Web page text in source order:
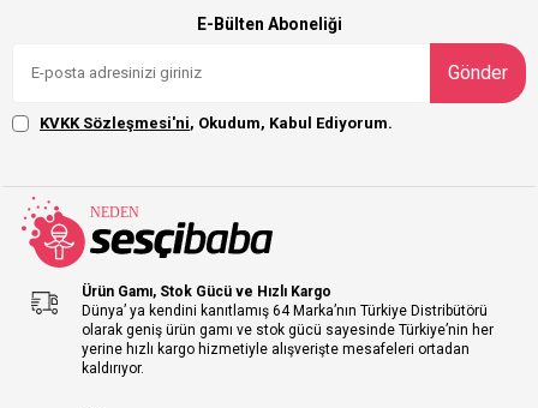
E-Bülten Aboneliği
Gönder
KVKK Sözleşmesi'ni, Okudum, Kabul Ediyorum.
Ürün Gamı, Stok Gücü ve Hızlı Kargo
Dünya’ ya kendini kanıtlamış 64 Marka’nın Türkiye Distribütörü
olarak geniş ürün gamı ve stok gücü sayesinde Türkiye’nin her
yerine hızlı kargo hizmetiyle alışverişte mesafeleri ortadan
kaldırıyor.